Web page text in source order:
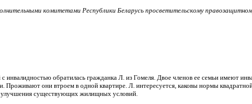
комитетами Республики Беларусь просветительскому
обратилась гражданка Л. из Гомеля. Двое членов ее семьи имеют
Проживают они втроем в одной квартире. Л. интересуется, каковы нормы
улучшения существующих жилищных условий.